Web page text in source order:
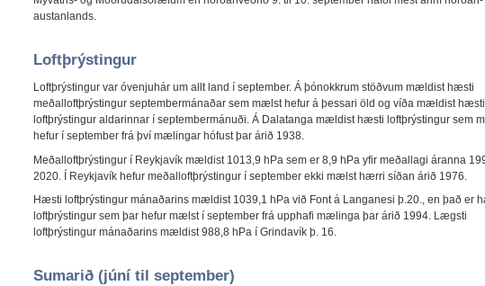
austanlands.
Loftþrýstingur
Loftþrýstingur var óvenjuhár um allt land í september. Á þónokkrum stöðvum mældist hæsti
meðalloftþrýstingur septembermánaðar sem mælst hefur á þessari öld og víða mældist hæsti
loftþrýstingur aldarinnar í septembermánuði. Á Dalatanga mældist hæsti loftþrýstingur sem
hefur í september frá því mælingar hófust þar árið 1938.
Meðalloftþrýstingur í Reykjavík mældist 1013,9 hPa sem er 8,9 hPa yfir meðallagi áranna
2020. Í Reykjavík hefur meðalloftþrýstingur í september ekki mælst hærri síðan árið 1976.
Hæsti loftþrýstingur mánaðarins mældist 1039,1 hPa við Font á Langanesi þ.20., en það er
loftþrýstingur sem þar hefur mælst í september frá upphafi mælinga þar árið 1994. Lægsti
loftþrýstingur mánaðarins mældist 988,8 hPa í Grindavík þ. 16.
Sumarið (júní til september)